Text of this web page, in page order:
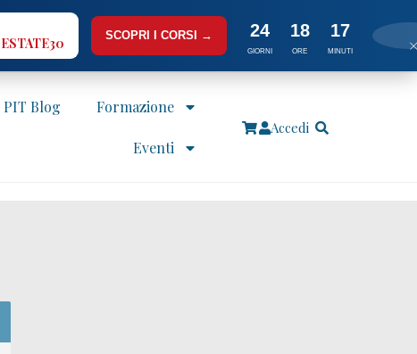
ESTATE30 SCOPRI I CORSI → 24
GIORNI
18
ORE
17
MINUTI ×
PIT Blog Formazione
Eventi
Accedi